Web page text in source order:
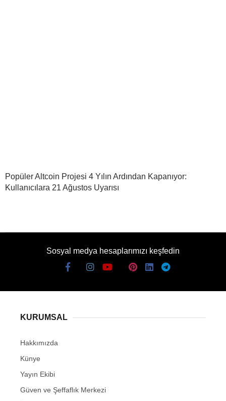
Popüler Altcoin Projesi 4 Yılın Ardından Kapanıyor:
Kullanıcılara 21 Ağustos Uyarısı
Sosyal medya hesaplarımızı keşfedin
KURUMSAL
Hakkımızda
Künye
Yayın Ekibi
Güven ve Şeffaflık Merkezi